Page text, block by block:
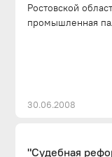
Ростовской
промышленная
30.06.2008
"Судебная